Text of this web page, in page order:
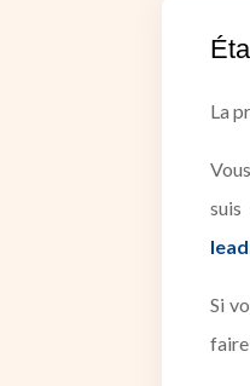
La
suis
Si